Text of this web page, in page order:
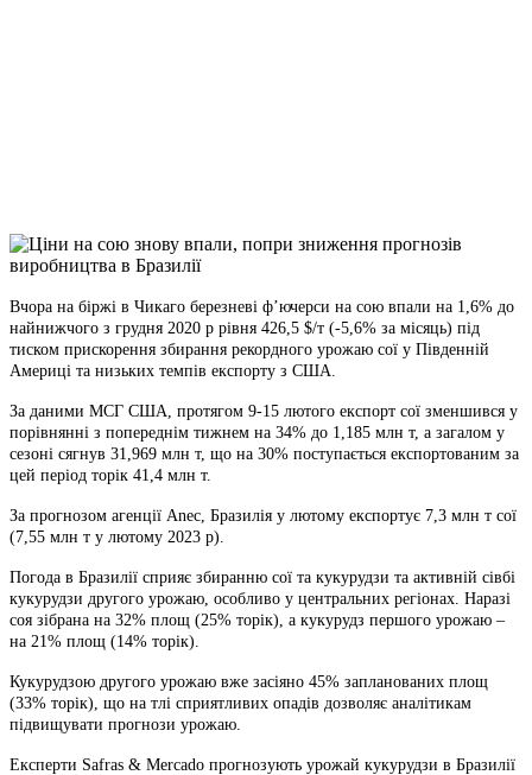
Link
Print
Вчора на біржі в Чикаго березневі ф’ючерси на сою впали на 1,6% до
найнижчого з грудня 2020 р рівня 426,5 $/т (-5,6% за місяць) під
тиском прискорення збирання рекордного урожаю сої у Південній
Америці та низьких темпів експорту з США.
За даними МСГ США, протягом 9-15 лютого експорт сої зменшився у
порівнянні з попереднім тижнем на 34% до 1,185 млн т, а загалом у
сезоні сягнув 31,969 млн т, що на 30% поступається експортованим за
цей період торік 41,4 млн т.
За прогнозом агенції Anec, Бразилія у лютому експортує 7,3 млн т сої
(7,55 млн т у лютому 2023 р).
Погода в Бразилії сприяє збиранню сої та кукурудзи та активній сівбі
кукурудзи другого урожаю, особливо у центральних регіонах. Наразі
соя зібрана на 32% площ (25% торік), а кукурудз першого урожаю –
на 21% площ (14% торік).
Кукурудзою другого урожаю вже засіяно 45% запланованих площ
(33% торік), що на тлі сприятливих опадів дозволяє аналітикам
підвищувати прогнози урожаю.
Експерти Safras & Mercado прогнозують урожай кукурудзи в Бразилії